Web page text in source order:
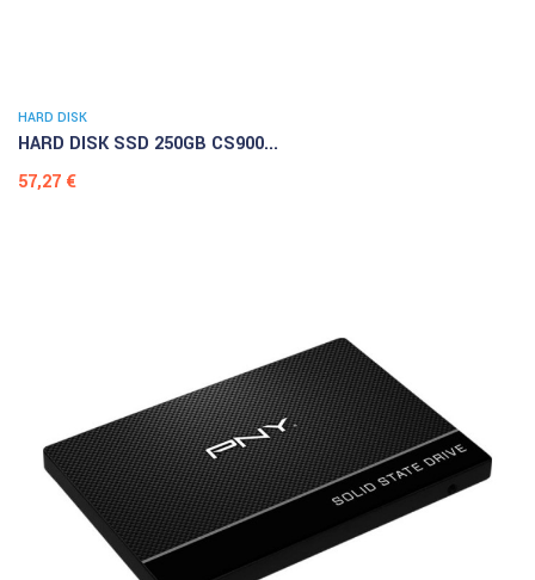
HARD DISK
HARD DISK SSD 250GB CS900...
Prezzo
57,27 €